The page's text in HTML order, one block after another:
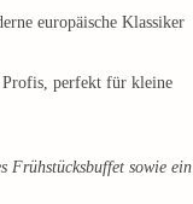
europäische Klassiker
Profis, perfekt für kleine
Frühstücksbuffet sowie ein